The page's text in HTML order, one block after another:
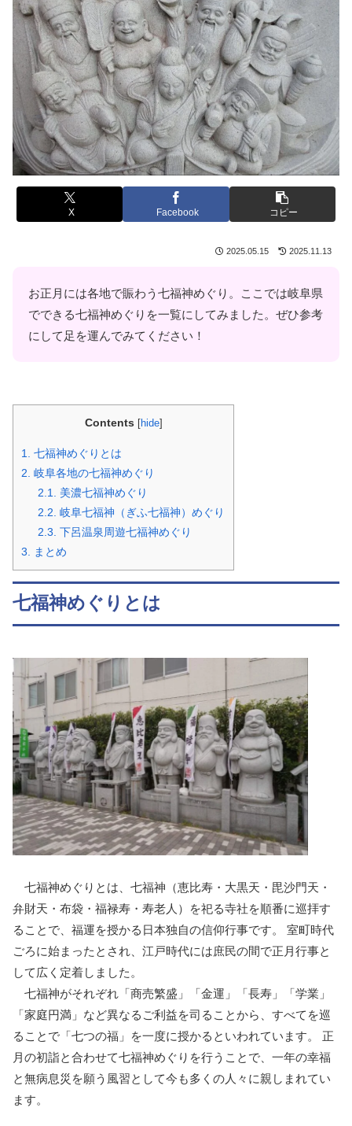
X Facebook コピー
2025.05.15 2025.11.13
お正月には各地で賑わう七福神めぐり。
ここでは岐阜県
でできる七福神めぐりを一覧にしてみました。ぜひ参考
にして足を運んでみてください！
Contents [hide]
1. 七福神めぐりとは
2. 岐阜各地の七福神めぐり
2.1. 美濃七福神めぐり
2.2. 岐阜七福神（ぎふ七福神）めぐり
2.3. 下呂温泉周遊七福神めぐり
3. まとめ
七福神めぐりとは
七福神めぐりとは、七福神（恵比寿・大黒天・毘沙門天・
弁財天・布袋・福禄寿・寿老人）を祀る寺社を順番に巡拝す
ることで、福運を授かる日本独自の信仰行事です。 室町時代
ごろに始まったとされ、江戸時代には庶民の間で正月行事と
して広く定着しました。
七福神がそれぞれ「商売繁盛」「金運」「長寿」「学業」
「家庭円満」など異なるご利益を司ることから、すべてを巡
ることで「七つの福」を一度に授かるといわれています。 正
月の初詣と合わせて七福神めぐりを行うことで、一年の幸福
と無病息災を願う風習として今も多くの人々に親しまれてい
ます。